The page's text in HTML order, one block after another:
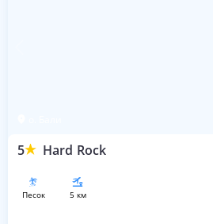
5 Hard Rock
песок 5 км